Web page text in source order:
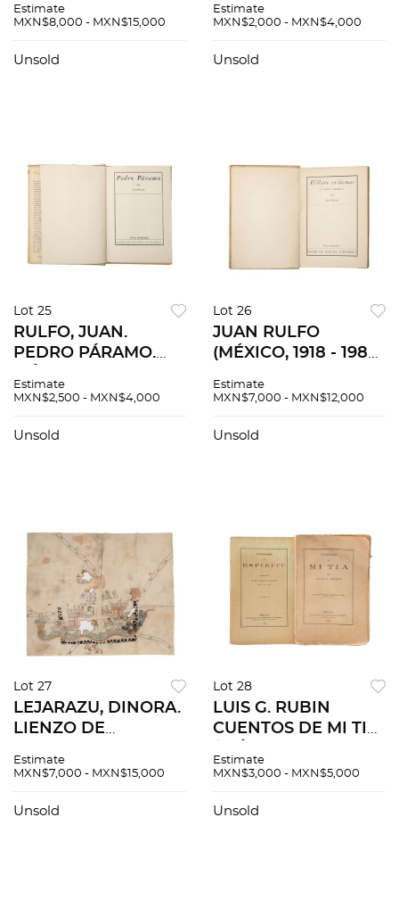
PRESIDENTE DE LA
GOBERNADORES DE
Estimate
MXN$8,000 - MXN$15,000
Unsold
POPULARES
CONTRIBUCIÓN
Estimate
MXN$2,000 - MXN$4,000
Unsold
Lot 25
RULFO, JUAN.
PEDRO PÁRAMO.
CULTURA
Viñetas de Ricardo
Estimate
MXN$2,500 - MXN$4,000
Unsold
Lot 26
JUAN RULFO
(MÉXICO, 1918 - 1986)
LLAMAS MÉXICO:
CULTURA
Estimate
MXN$7,000 - MXN$12,000
Unsold
Lot 27
LEJARAZU, DINORA.
LIENZO DE
(FRAGMENTO) -
Facsimilar. Tinta y
Estimate
MXN$7,000 - MXN$15,000
Unsold
Lot 28
LUIS G. RUBIN
CUENTOS DE MI TIA
PRIMERAS
1890 - 1903 Piezas: 2
Estimate
MXN$3,000 - MXN$5,000
Unsold